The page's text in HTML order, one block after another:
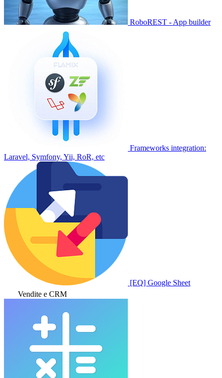
RoboREST - App builder
Frameworks integration:
Laravel, Symfony, Yii, RoR, etc
[EQ] Google Sheet
Vendite e CRM